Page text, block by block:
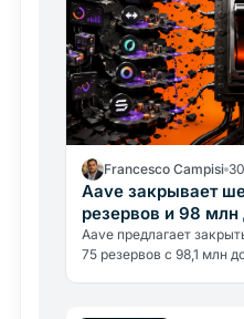
Francesco Campisi
Aave закрывает
резервов и 98 млн
Aave предлагает
75 резервов с 98,1 млн